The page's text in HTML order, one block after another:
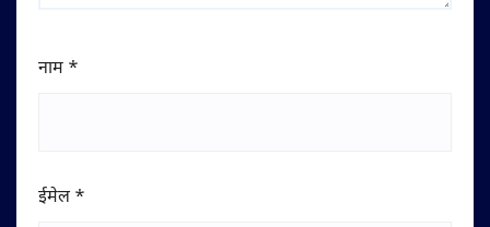
नाम *
ईमेल *